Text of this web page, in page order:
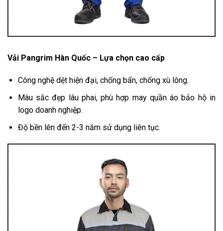
Vải Pangrim Hàn Quốc – Lựa chọn cao cấp
Công nghệ dệt hiện đại, chống bẩn, chống xù lông.
Màu sắc đẹp lâu phai, phù hợp may quần áo bảo hộ in
logo doanh nghiệp.
Độ bền lên đến 2-3 năm sử dụng liên tục.